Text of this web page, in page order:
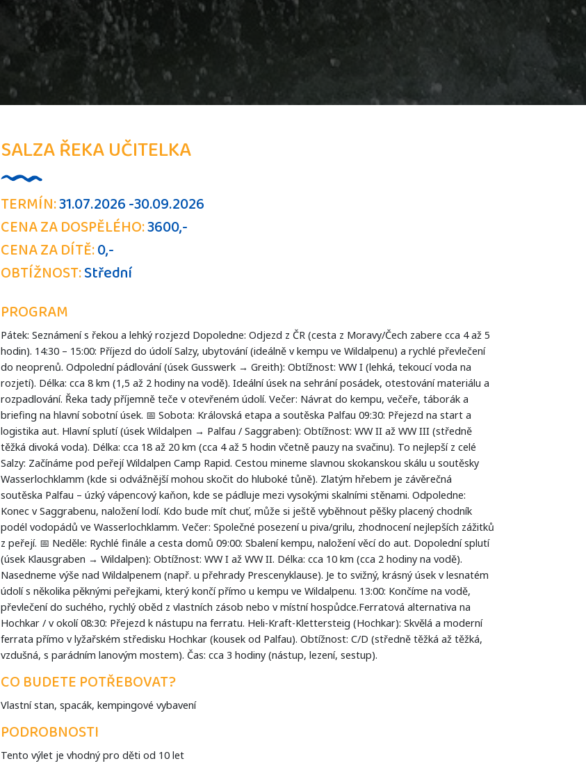
SALZA ŘEKA UČITELKA
TERMÍN:31.07.2026 -30.09.2026
CENA ZA DOSPĚLÉHO:3600,-
CENA ZA DÍTĚ:0,-
OBTÍŽNOST:Střední
PROGRAM
Pátek: Seznámení s řekou a lehký rozjezd Dopoledne: Odjezd z ČR (cesta z Moravy/Čech zabere cca 4 až 5
hodin). 14:30 – 15:00: Příjezd do údolí Salzy, ubytování (ideálně v kempu ve Wildalpenu) a rychlé převlečení
do neoprenů. Odpolední pádlování (úsek Gusswerk → Greith): Obtížnost: WW I (lehká, tekoucí voda na
rozjetí). Délka: cca 8 km (1,5 až 2 hodiny na vodě). Ideální úsek na sehrání posádek, otestování materiálu a
rozpadlování. Řeka tady příjemně teče v otevřeném údolí. Večer: Návrat do kempu, večeře, táborák a
briefing na hlavní sobotní úsek. 📅 Sobota: Královská etapa a soutěska Palfau 09:30: Přejezd na start a
logistika aut. Hlavní splutí (úsek Wildalpen → Palfau / Saggraben): Obtížnost: WW II až WW III (středně
těžká divoká voda). Délka: cca 18 až 20 km (cca 4 až 5 hodin včetně pauzy na svačinu). To nejlepší z celé
Salzy: Začínáme pod peřejí Wildalpen Camp Rapid. Cestou mineme slavnou skokanskou skálu u soutěsky
Wasserlochklamm (kde si odvážnější mohou skočit do hluboké tůně). Zlatým hřebem je závěrečná
soutěska Palfau – úzký vápencový kaňon, kde se pádluje mezi vysokými skalními stěnami. Odpoledne:
Konec v Saggrabenu, naložení lodí. Kdo bude mít chuť, může si ještě vyběhnout pěšky placený chodník
podél vodopádů ve Wasserlochklamm. Večer: Společné posezení u piva/grilu, zhodnocení nejlepších zážitků
z peřejí. 📅 Neděle: Rychlé finále a cesta domů 09:00: Sbalení kempu, naložení věcí do aut. Dopolední splutí
(úsek Klausgraben → Wildalpen): Obtížnost: WW I až WW II. Délka: cca 10 km (cca 2 hodiny na vodě).
Nasedneme výše nad Wildalpenem (např. u přehrady Prescenyklause). Je to svižný, krásný úsek v lesnatém
údolí s několika pěknými peřejkami, který končí přímo u kempu ve Wildalpenu. 13:00: Končíme na vodě,
převlečení do suchého, rychlý oběd z vlastních zásob nebo v místní hospůdce.Ferratová alternativa na
Hochkar / v okolí 08:30: Přejezd k nástupu na ferratu. Heli-Kraft-Klettersteig (Hochkar): Skvělá a moderní
ferrata přímo v lyžařském středisku Hochkar (kousek od Palfau). Obtížnost: C/D (středně těžká až těžká,
vzdušná, s parádním lanovým mostem). Čas: cca 3 hodiny (nástup, lezení, sestup).
CO BUDETE POTŘEBOVAT?
Vlastní stan, spacák, kempingové vybavení
PODROBNOSTI
Tento výlet je vhodný pro děti od 10 let